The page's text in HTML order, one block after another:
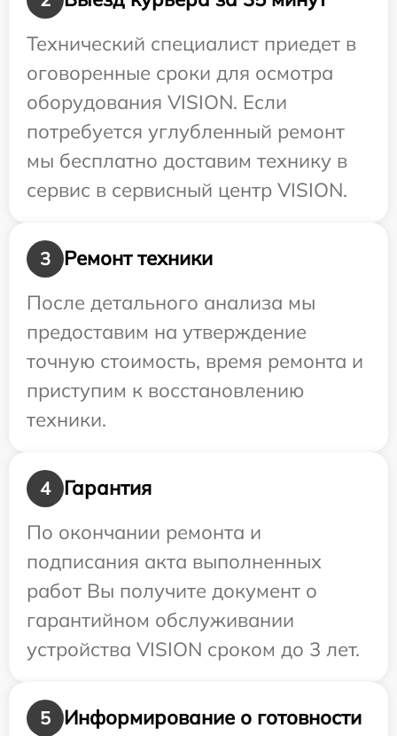
Технический специалист приедет в
оговоренные сроки для осмотра
оборудования VISION. Если
потребуется углубленный ремонт
мы бесплатно доставим технику в
сервис в сервисный центр VISION.
3
Ремонт техники
После детального анализа мы
предоставим на утверждение
точную стоимость, время ремонта и
приступим к восстановлению
техники.
4
Гарантия
По окончании ремонта и
подписания акта выполненных
работ Вы получите документ о
гарантийном обслуживании
устройства VISION сроком до 3 лет.
5
Информирование о готовности